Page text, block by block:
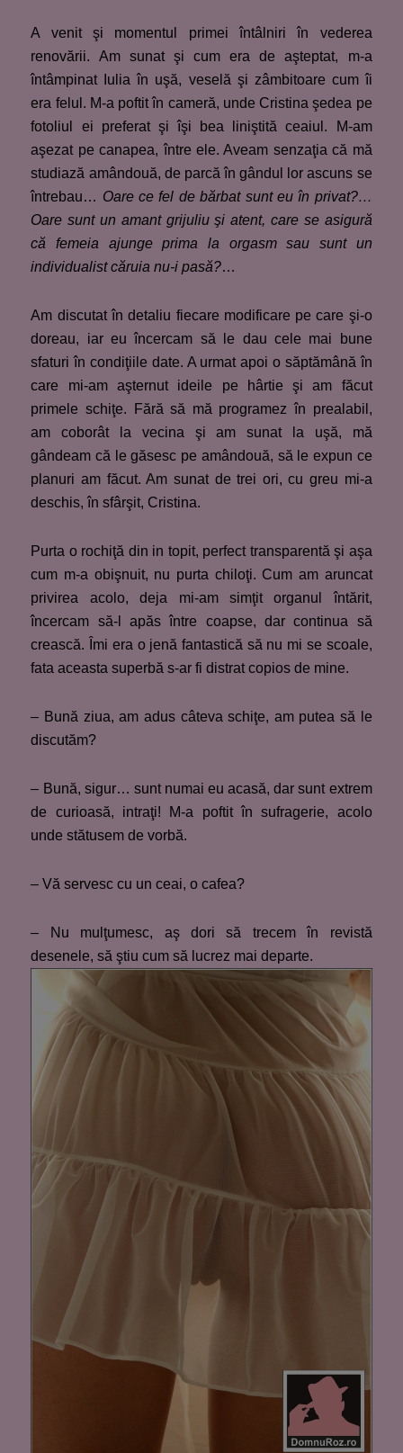
A venit şi momentul primei întâlniri în vederea
renovării. Am sunat şi cum era de aşteptat, m-a
întâmpinat Iulia în uşă, veselă şi zâmbitoare cum îi
era felul. M-a poftit în cameră, unde Cristina şedea pe
fotoliul ei preferat şi îşi bea liniştită ceaiul. M-am
aşezat pe canapea, între ele. Aveam senzaţia că mă
studiază amândouă, de parcă în gândul lor ascuns se
întrebau… Oare ce fel de bărbat sunt eu în privat?…
Oare sunt un amant grijuliu şi atent, care se asigură
că femeia ajunge prima la orgasm sau sunt un
individualist căruia nu-i pasă?…
Am discutat în detaliu fiecare modificare pe care şi-o
doreau, iar eu încercam să le dau cele mai bune
sfaturi în condiţiile date. A urmat apoi o săptămână în
care mi-am aşternut ideile pe hârtie şi am făcut
primele schiţe. Fără să mă programez în prealabil,
am coborât la vecina şi am sunat la uşă, mă
gândeam că le găsesc pe amândouă, să le expun ce
planuri am făcut. Am sunat de trei ori, cu greu mi-a
deschis, în sfârşit, Cristina.
Purta o rochiţă din in topit, perfect transparentă şi aşa
cum m-a obişnuit, nu purta chiloţi. Cum am aruncat
privirea acolo, deja mi-am simţit organul întărit,
încercam să-l apăs între coapse, dar continua să
crească. Îmi era o jenă fantastică să nu mi se scoale,
fata aceasta superbă s-ar fi distrat copios de mine.
– Bună ziua, am adus câteva schiţe, am putea să le
discutăm?
– Bună, sigur… sunt numai eu acasă, dar sunt extrem
de curioasă, intraţi! M-a poftit în sufragerie, acolo
unde stătusem de vorbă.
– Vă servesc cu un ceai, o cafea?
– Nu mulţumesc, aş dori să trecem în revistă
desenele, să ştiu cum să lucrez mai departe.